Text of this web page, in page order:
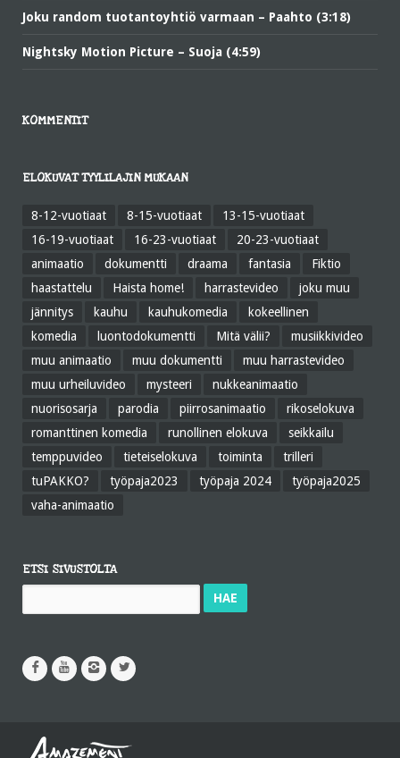
Joku random tuotantoyhtiö varmaan – Paahto (3:18)
Nightsky Motion Picture – Suoja (4:59)
KOMMENTIT
ELOKUVAT TYYLILAJIN MUKAAN
8-12-vuotiaat 8-15-vuotiaat
13-15-vuotiaat
16-19-vuotiaat
16-23-vuotiaat
20-23-vuotiaat
animaatio
dokumentti draama fantasia
Fiktio
haastattelu
Haista home! harrastevideo
joku muu
jännitys
kauhu kauhukomedia
kokeellinen
komedia
luontodokumentti Mitä välii?
musiikkivideo
muu animaatio
muu dokumentti
muu harrastevideo
muu urheiluvideo
mysteeri
nukkeanimaatio
nuorisosarja
parodia piirrosanimaatio
rikoselokuva
romanttinen komedia
runollinen elokuva
seikkailu
temppuvideo
tieteiselokuva toiminta
trilleri
tuPAKKO?
työpaja2023 työpaja 2024
työpaja2025
vaha-animaatio
ETSI SIVUSTOLTA